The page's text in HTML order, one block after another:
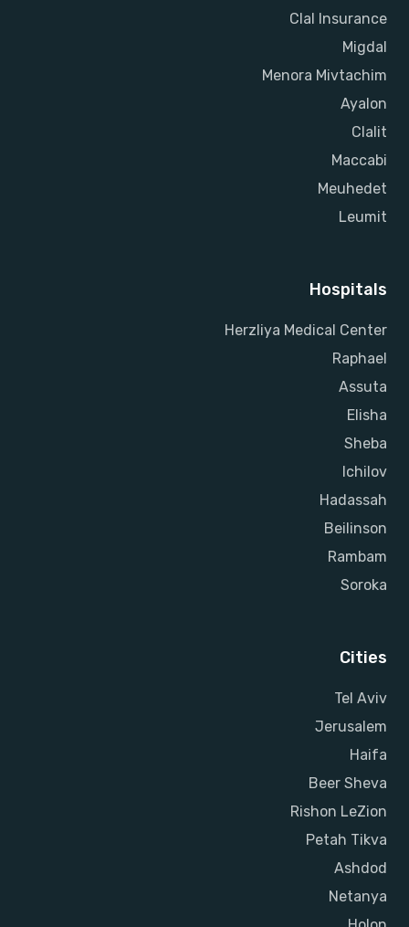
Clal Insurance
Migdal
Menora Mivtachim
Ayalon
Clalit
Maccabi
Meuhedet
Leumit
Hospitals
Herzliya Medical Center
Raphael
Assuta
Elisha
Sheba
Ichilov
Hadassah
Beilinson
Rambam
Soroka
Cities
Tel Aviv
Jerusalem
Haifa
Beer Sheva
Rishon LeZion
Petah Tikva
Ashdod
Netanya